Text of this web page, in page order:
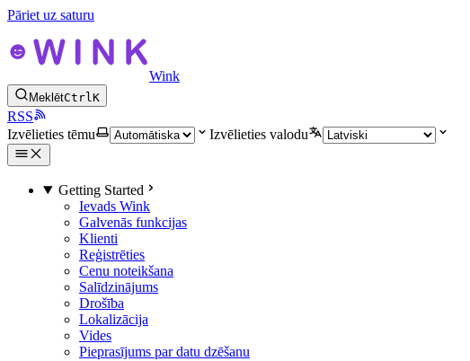
Pāriet uz saturu
Wink
MeklētCtrlK
RSS
Izvēlieties tēmu
Izvēlieties valodu
Getting Started
Ievads Wink
Galvenās funkcijas
Klienti
Reģistrēties
Cenu noteikšana
Salīdzinājums
Drošība
Lokalizācija
Vides
Pieprasījums par datu dzēšanu